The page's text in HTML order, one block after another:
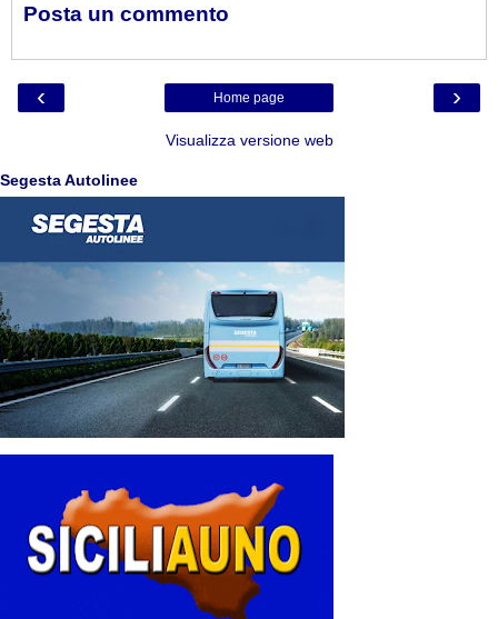
Posta un commento
‹ ›
Home page
Visualizza versione web
Segesta Autolinee